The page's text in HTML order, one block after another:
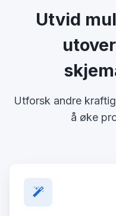
Utvid
Utforsk andre
å øke